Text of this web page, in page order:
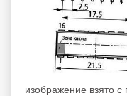
изображение взято с